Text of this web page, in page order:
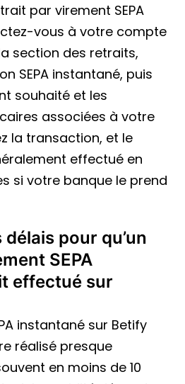
par virement SEPA
vous à votre compte
section des retraits,
SEPA instantané, puis
souhaité et les
associées à votre
la transaction, et le
effectué en
si votre banque le prend
pour qu’un
SEPA
effectué sur
instantané sur Betify
réalisé presque
en moins de 10